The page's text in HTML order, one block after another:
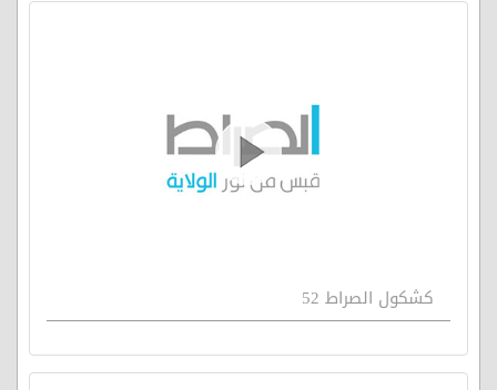
كشكول الصراط 52